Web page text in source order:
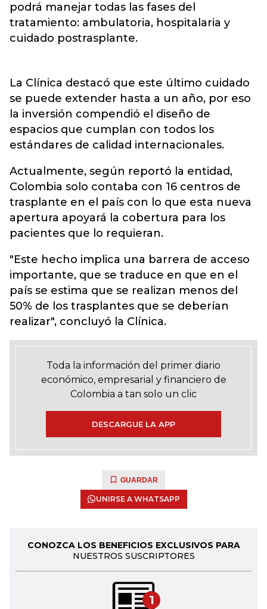
podrá manejar todas las fases del
tratamiento: ambulatoria, hospitalaria y
cuidado postrasplante.
La Clínica destacó que este último cuidado
se puede extender hasta a un año, por eso
la inversión compendió el diseño de
espacios que cumplan con todos los
estándares de calidad internacionales.
Actualmente, según reportó la entidad,
Colombia solo contaba con 16 centros de
trasplante en el país con lo que esta nueva
apertura apoyará la cobertura para los
pacientes que lo requieran.
"Este hecho implica una barrera de acceso
importante, que se traduce en que en el
país se estima que se realizan menos del
50% de los trasplantes que se deberían
realizar", concluyó la Clínica.
Toda la información del primer diario
económico, empresarial y financiero de
Colombia a tan solo un clic
DESCARGUE LA APP
GUARDAR
UNIRSE A WHATSAPP
CONOZCA LOS BENEFICIOS EXCLUSIVOS PARA
NUESTROS SUSCRIPTORES
1